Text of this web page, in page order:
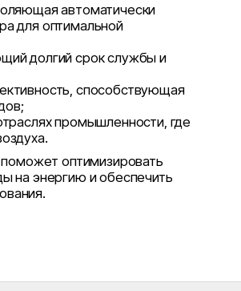
автоматически
для оптимальной
долгий срок службы и
способствующая
промышленности, где
оптимизировать
на энергию и обеспечить